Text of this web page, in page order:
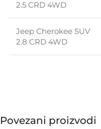
2.5 CRD 4WD
Jeep Cherokee SUV
2.8 CRD 4WD
Povezani proizvodi